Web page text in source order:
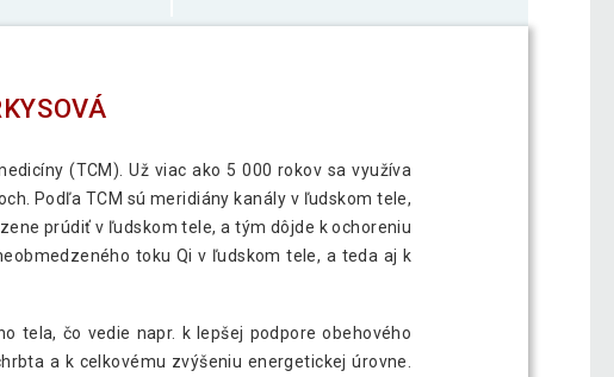
podložka s vankúšom MOVIT 75 x 44 cm - svetlá
podložka s vankúšom MOVIT 75 x 44 cm - zelená
(TCM). Už viac ako 5 000 rokov sa využíva
Podľa TCM sú meridiány kanály v ľudskom tele,
prúdiť v ľudskom tele, a tým dôjde k ochoreniu
toku Qi v ľudskom tele, a teda aj k
tela, čo vedie napr. k lepšej podpore obehového
a k celkovému zvýšeniu energetickej úrovne.